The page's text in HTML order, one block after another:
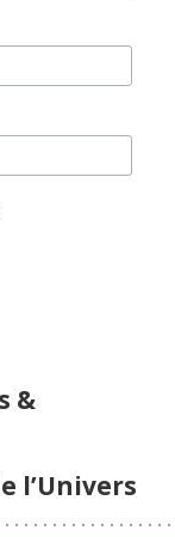
&
l’Univers